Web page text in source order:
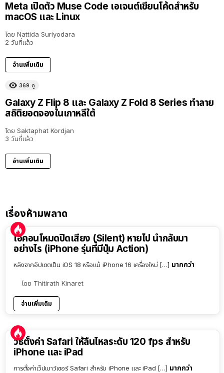
Meta เปิดตัว Muse Code เอเจนต์เขียนโค้ดสำหรับ
macOS และ Linux
โดย Nattida Suriyodara
2 วันที่แล้ว
อ่านเพิ่มเติม
369 ดู
Galaxy Z Flip 8 และ Galaxy Z Fold 8 Series ทำลาย
สถิติยอดจองในเกาหลีใต้
โดย Saktaphat Kordjan
3 วันที่แล้ว
อ่านเพิ่มเติม
เรื่องห้ามพลาด
ไอคอนโหมดปิดเสียง (Silent) หายไป นำกลับมา
อย่างไร (iPhone รุ่นที่มีปุ่ม Action)
หลังจากอัปเดตเป็น iOS 18 หรือแม้ iPhone 16 เครื่องใหม่ […] มากกว่า
โดย Thitirath Kinaret
อ่านเพิ่มเติม
วิธีตั้งค่า Safari ให้ลื่นไหลระดับ 120 fps สำหรับ
iPhone และ iPad
การตั้งค่าเว็ปเบาว์เซอร์ Safari สำหรับ iPhone และ iPad […] มากกว่า